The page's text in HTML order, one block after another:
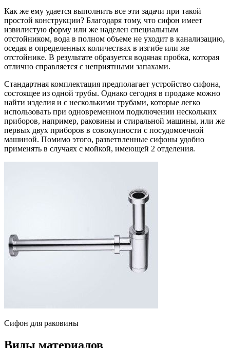
Как же ему удается выполнить все эти задачи при такой
простой конструкции? Благодаря тому, что сифон имеет
извилистую форму или же наделен специальным
отстойником, вода в полном объеме не уходит в канализацию,
оседая в определенных количествах в изгибе или же
отстойнике. В результате образуется водяная пробка, которая
отлично справляется с неприятными запахами.
Стандартная комплектация предполагает устройство сифона,
состоящее из одной трубы. Однако сегодня в продаже можно
найти изделия и с несколькими трубами, которые легко
использовать при одновременном подключении нескольких
приборов, например, раковины и стиральной машины, или же
первых двух приборов в совокупности с посудомоечной
машиной. Помимо этого, разветвленные сифоны удобно
применять в случаях с мойкой, имеющей 2 отделения.
Сифон для раковины
Виды материалов